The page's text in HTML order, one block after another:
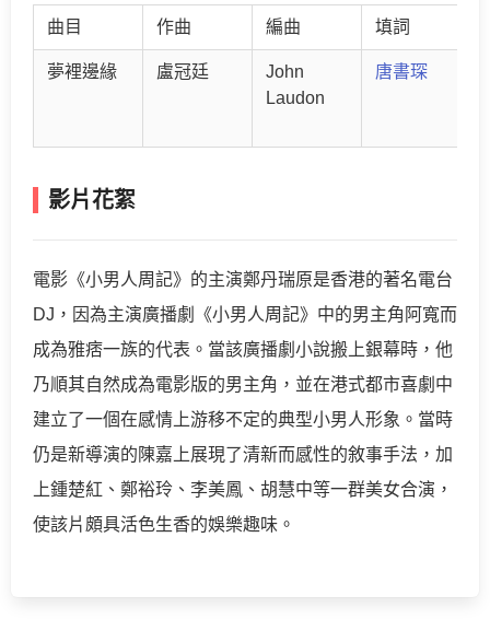
曲目 作曲 編曲 填詞
夢裡邊緣 盧冠廷
John
Laudon
唐書琛
影片花絮
電影《小男人周記》的主演鄭丹瑞原是香港的著名電台
DJ，因為主演廣播劇《小男人周記》中的男主角阿寬而
成為雅痞一族的代表。當該廣播劇小說搬上銀幕時，他
乃順其自然成為電影版的男主角，並在港式都市喜劇中
建立了一個在感情上游移不定的典型小男人形象。當時
仍是新導演的陳嘉上展現了清新而感性的敘事手法，加
上鍾楚紅、鄭裕玲、李美鳳、胡慧中等一群美女合演，
使該片頗具活色生香的娛樂趣味。